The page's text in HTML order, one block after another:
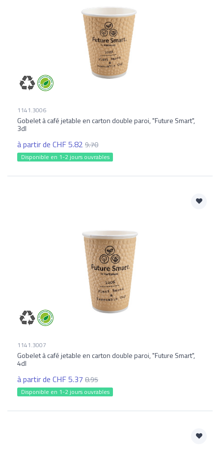
1141.3006
Gobelet à café jetable en carton double paroi, "Future Smart",
3dl
à partir de CHF 5.82 9.70
Disponible en 1-2 jours ouvrables
1141.3007
Gobelet à café jetable en carton double paroi, "Future Smart",
4dl
à partir de CHF 5.37 8.95
Disponible en 1-2 jours ouvrables